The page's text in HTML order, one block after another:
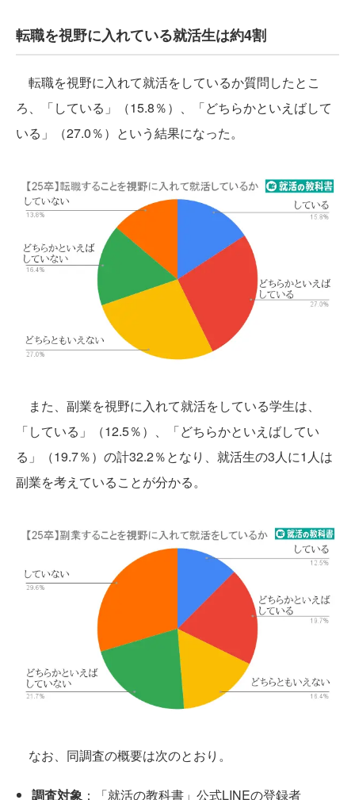
転職を視野に入れている就活生は約4割
転職を視野に入れて就活をしているか質問したとこ
ろ、「している」（15.8％）、「どちらかといえばして
いる」（27.0％）という結果になった。
また、副業を視野に入れて就活をしている学生は、
「している」（12.5％）、「どちらかといえばしてい
る」（19.7％）の計32.2％となり、就活生の3人に1人は
副業を考えていることが分かる。
なお、同調査の概要は次のとおり。
調査対象 ：「就活の教科書」公式LINEの登録者